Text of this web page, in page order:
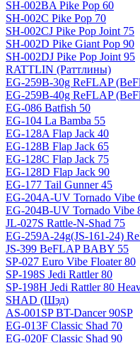
SH-002BA Pike Pop 60
SH-002C Pike Pop 70
SH-002CJ Pike Pop Joint 75
SH-002D Pike Giant Pop 90
SH-002DJ Pike Pop Joint 95
RATTLIN (Раттлины)
EG-259B-30g ReFLAP
EG-259B-40g ReFLAP
EG-086 Batfish 50
EG-104 La Bamba 55
EG-128A Flap Jack 40
EG-128B Flap Jack 65
EG-128C Flap Jack 75
EG-128D Flap Jack 90
EG-177 Tail Gunner 45
EG-204A-UV Tornado Vibe
EG-204B-UV Tornado Vibe
JL-027S Rattle-N-Shad 75
EG-259A-24g(JS-161-24)
JS-399 BeFLAP BABY 55
SP-027 Euro Vibe Floater 80
SP-198S Jedi Rattler 80
SP-198H Jedi Rattler 80
SHAD (Шэд)
AS-001SP BT-Dancer 90SP
EG-013F Classic Shad 70
EG-020F Classic Shad 90